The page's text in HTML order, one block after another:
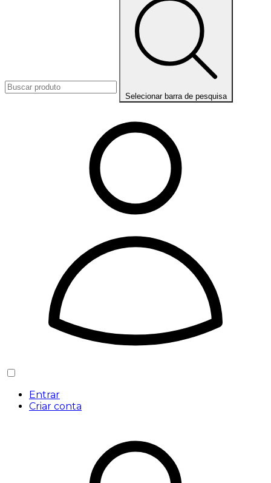
Selecionar barra de pesquisa
Entrar
Criar conta